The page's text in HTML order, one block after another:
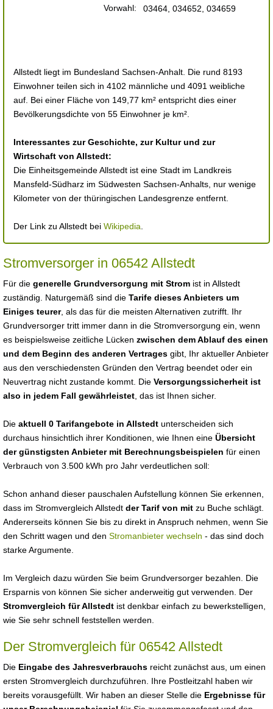
Vorwahl:
03464, 034652, 034659
Allstedt liegt im Bundesland Sachsen-Anhalt. Die rund 8193
Einwohner teilen sich in 4102 männliche und 4091 weibliche
auf. Bei einer Fläche von 149,77 km² entspricht dies einer
Bevölkerungsdichte von 55 Einwohner je km².
Interessantes zur Geschichte, zur Kultur und zur
Wirtschaft von Allstedt:
Die Einheitsgemeinde Allstedt ist eine Stadt im Landkreis
Mansfeld-Südharz im Südwesten Sachsen-Anhalts, nur wenige
Kilometer von der thüringischen Landesgrenze entfernt.
Der Link zu Allstedt bei Wikipedia
Stromversorger in 06542 Allstedt
Für die generelle Grundversorgung mit Strom ist in Allstedt
zuständig. Naturgemäß sind die Tarife dieses Anbieters um
Einiges teurer, als das für die meisten Alternativen zutrifft. Ihr
Grundversorger tritt immer dann in die Stromversorgung ein, wenn
es beispielsweise zeitliche Lücken zwischen dem Ablauf des einen
und dem Beginn des anderen Vertrages gibt, Ihr aktueller Anbieter
aus den verschiedensten Gründen den Vertrag beendet oder ein
Neuvertrag nicht zustande kommt. Die Versorgungssicherheit ist
also in jedem Fall gewährleistet , das ist Ihnen sicher.
Die aktuell 0 Tarifangebote in Allstedt unterscheiden sich
durchaus hinsichtlich ihrer Konditionen, wie Ihnen eine Übersicht
der günstigsten Anbieter mit Berechnungsbeispielen für einen
Verbrauch von 3.500 kWh pro Jahr verdeutlichen soll:
Schon anhand dieser pauschalen Aufstellung können Sie erkennen,
dass im Stromvergleich Allstedt der Tarif von mit zu Buche schlägt.
Andererseits können Sie bis zu direkt in Anspruch nehmen, wenn Sie
den Schritt wagen und den Stromanbieter wechseln - das sind doch
starke Argumente.
Im Vergleich dazu würden Sie beim Grundversorger bezahlen. Die
Ersparnis von können Sie sicher anderweitig gut verwenden. Der
Stromvergleich für Allstedt ist denkbar einfach zu bewerkstelligen,
wie Sie sehr schnell feststellen werden.
Der Stromvergleich für 06542 Allstedt
Die Eingabe des Jahresverbrauchs reicht zunächst aus, um einen
ersten Stromvergleich durchzuführen. Ihre Postleitzahl haben wir
bereits vorausgefüllt. Wir haben an dieser Stelle die Ergebnisse für